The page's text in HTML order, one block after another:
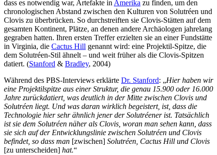
dass es notwendig war, Artefakte in Amerika zu finden, um den
chronologischen Abstand zwischen den Kulturen von Solutréen und
Clovis zu überbrücken. So durchstreiften sie Clovis-Stätten auf dem
gesamten Kontinent, Plätze, an denen andere Archäologen jahrelang
gegraben hatten. Ihren ersten Treffer erzielten sie an einer Fundstätte
in Virginia, die Cactus Hill genannt wird: eine Projektil-Spitze, die
dem Solutréen-Stil ähnelt – und weit früher als die Clovis-Spitzen
datiert. (Stanford & Bradley, 2004)
Während des PBS-Interviews erklärte Dr. Stanford: „Hier haben wir
eine Projektilspitze aus einer Struktur, die genau 15.900 oder 16.000
Jahre zurückdatiert, was deutlich in der Mitte zwischen Clovis und
Solutréen liegt. Und was daran wirklich begeistert, ist, dass die
Technologie hier sehr ähnlich jener der Solutréener ist. Tatsächlich
ist sie dem Solutréen näher als Clovis, woran man sehen kann, dass
sie sich auf der Entwicklungslinie zwischen Solutréen und Clovis
befindet, so dass man [zwischen] Solutréen, Cactus Hill und Clovis
[zu unterscheiden] hat.“